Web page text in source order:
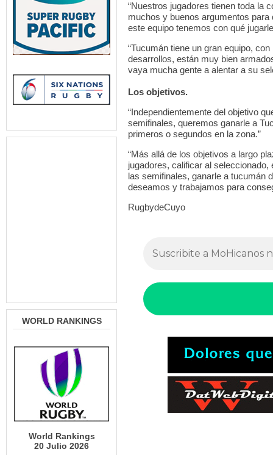
WORLD RANKINGS
World Rankings
20 Julio 2026
“Nuestros jugadores tienen toda la
muchos y buenos argumentos
este equipo tenemos con qué
“Tucumán tiene un gran equipo,
desarrollos, están muy bien
vaya mucha gente a alentar a su
Los objetivos.
“Independientemente del objetivo
semifinales, queremos ganarle a
primeros o segundos en la zona.”
“Más allá de los objetivos a largo
jugadores, calificar al
las semifinales, ganarle a tucumán
deseamos y trabajamos para
RugbydeCuyo